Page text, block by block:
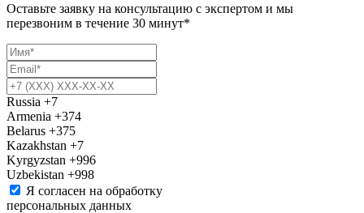
Оставьте заявку на консультацию с экспертом и мы
перезвоним в течение 30 минут*
Russia +7
Armenia +374
Belarus +375
Kazakhstan +7
Kyrgyzstan +996
Uzbekistan +998
Я согласен на обработку
персональных данных